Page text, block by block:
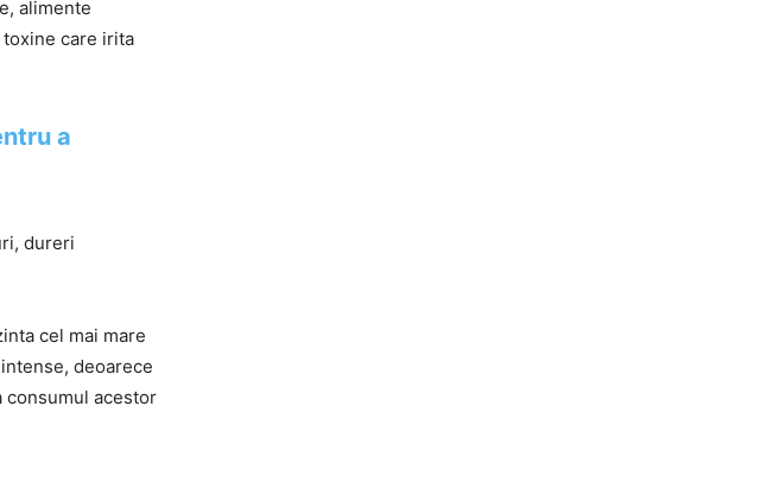
alimente
care irita
a
dureri
cel mai mare
deoarece
consumul acestor